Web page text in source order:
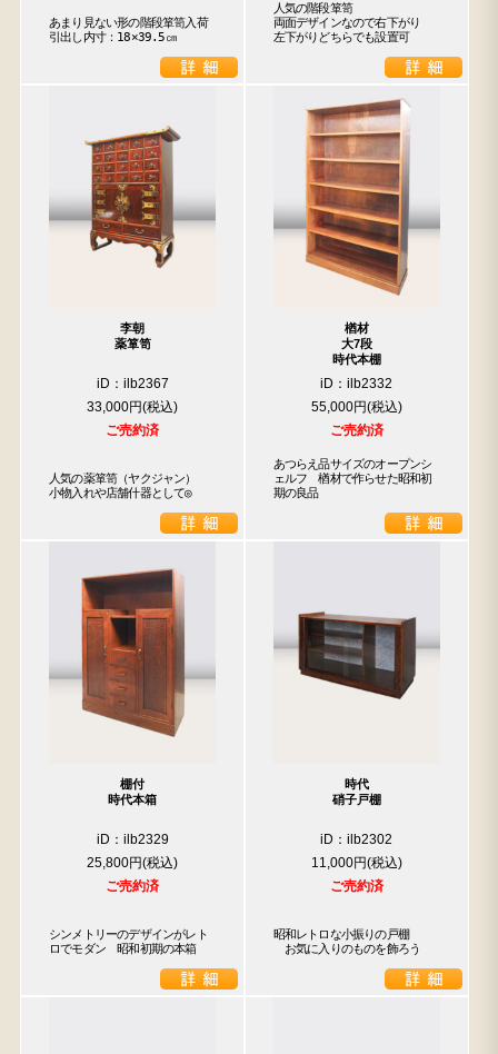
あまり見ない形の階段箪笥入荷
引出し内寸：18×39.5㎝
人気の階段箪笥
両面デザインなので右下がり
左下がりどちらでも設置可
李朝
薬箪笥
iD：ilb2367
33,000円
ご売約済
人気の薬箪笥（ヤクジャン）
小物入れや店舗什器として◎
楢材
大7段
時代本棚
iD：ilb2332
55,000円
ご売約済
あつらえ品サイズのオープンシ
ェルフ　楢材で作らせた昭和初
期の良品
棚付
時代本箱
iD：ilb2329
25,800円
ご売約済
シンメトリーのデザインがレト
ロでモダン　昭和初期の本箱
時代
硝子戸棚
iD：ilb2302
11,000円
ご売約済
昭和レトロな小振りの戸棚
お気に入りのものを飾ろう